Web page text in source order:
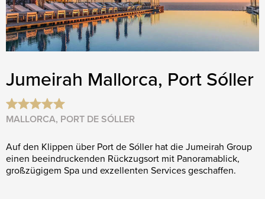
Jumeirah Mallorca, Port Sóller
MALLORCA, PORT DE SÓLLER
Auf den Klippen über Port de Sóller hat die Jumeirah Group
einen beeindruckenden Rückzugsort mit Panoramablick,
großzügigem Spa und exzellenten Services geschaffen.